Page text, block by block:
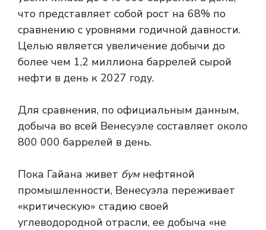
что представляет собой рост на 68% по
сравнению с уровнями годичной давности.
Целью является увеличение добычи до
более чем 1,2 миллиона баррелей сырой
нефти в день к 2027 году.
Для сравнения, по официальным данным,
добыча во всей Венесуэле составляет около
800 000 баррелей в день.
Пока Гайана живет бумнефтяной
промышленности, Венесуэла переживает
«критическую» стадию своей
углеводородной отрасли, ее добыча «не